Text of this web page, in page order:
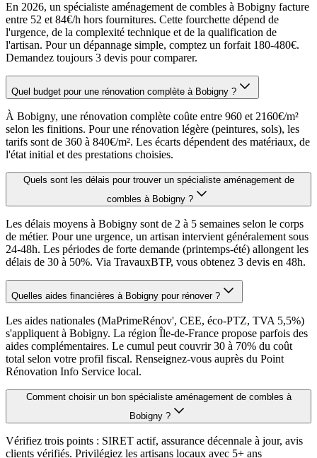
En 2026, un spécialiste aménagement de combles à Bobigny facture
entre 52 et 84€/h hors fournitures. Cette fourchette dépend de
l'urgence, de la complexité technique et de la qualification de
l'artisan. Pour un dépannage simple, comptez un forfait 180-480€.
Demandez toujours 3 devis pour comparer.
Quel budget pour une rénovation complète à Bobigny ?
À Bobigny, une rénovation complète coûte entre 960 et 2160€/m²
selon les finitions. Pour une rénovation légère (peintures, sols), les
tarifs sont de 360 à 840€/m². Les écarts dépendent des matériaux, de
l'état initial et des prestations choisies.
Quels sont les délais pour trouver un spécialiste aménagement de
combles à Bobigny ?
Les délais moyens à Bobigny sont de 2 à 5 semaines selon le corps
de métier. Pour une urgence, un artisan intervient généralement sous
24-48h. Les périodes de forte demande (printemps-été) allongent les
délais de 30 à 50%. Via TravauxBTP, vous obtenez 3 devis en 48h.
Quelles aides financières à Bobigny pour rénover ?
Les aides nationales (MaPrimeRénov', CEE, éco-PTZ, TVA 5,5%)
s'appliquent à Bobigny. La région Île-de-France propose parfois des
aides complémentaires. Le cumul peut couvrir 30 à 70% du coût
total selon votre profil fiscal. Renseignez-vous auprès du Point
Rénovation Info Service local.
Comment choisir un bon spécialiste aménagement de combles à
Bobigny ?
Vérifiez trois points : SIRET actif, assurance décennale à jour, avis
clients vérifiés. Privilégiez les artisans locaux avec 5+ ans